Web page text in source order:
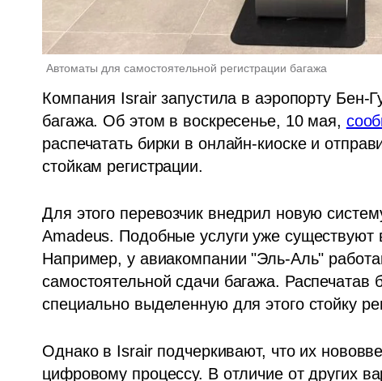
Автоматы для самостоятельной регистрации багажа
Компания Israir запустила в аэропорту Бен-
багажа. Об этом в воскресенье, 10 мая,
распечатать бирки в онлайн-киоске и
стойкам регистрации.
Для этого перевозчик внедрил новую
Amadeus. Подобные услуги уже
Например, у авиакомпании "Эль-Аль"
самостоятельной сдачи багажа.
специально выделенную для этого стойку
Однако в Israir подчеркивают, что их
цифровому процессу. В отличие от других